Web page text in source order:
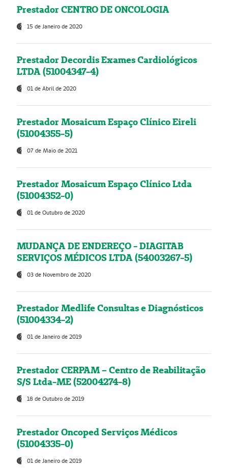
Prestador CENTRO DE ONCOLOGIA
15 de Janeiro de 2020
Prestador Decordis Exames Cardiológicos
LTDA (51004347-4)
01 de Abril de 2020
Prestador Mosaicum Espaço Clínico Eireli
(51004355-5)
07 de Maio de 2021
Prestador Mosaicum Espaço Clínico Ltda
(51004352-0)
01 de Outubro de 2020
MUDANÇA DE ENDEREÇO - DIAGITAB
SERVIÇOS MÉDICOS LTDA (54003267-5)
03 de Novembro de 2020
Prestador Medlife Consultas e Diagnósticos
(51004334-2)
01 de Janeiro de 2019
Prestador CERPAM – Centro de Reabilitação
S/S Ltda-ME (52004274-8)
18 de Outubro de 2019
Prestador Oncoped Serviços Médicos
(51004335-0)
01 de Janeiro de 2019